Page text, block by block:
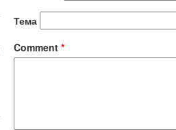
Тема
Comment *